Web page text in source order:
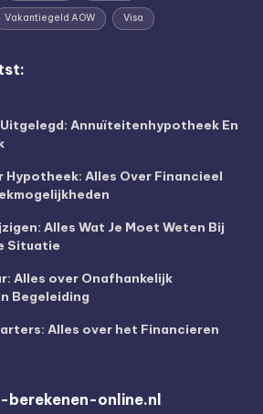
Vakantiegeld AOW Visa
Annuïteitenhypotheek En
Hypotheek: Alles Over Financieel
Alles Wat Je Moet Weten Bij
Situatie
Alles over Onafhankelijk
Begeleiding
Alles over het Financieren
berekenen-online.nl